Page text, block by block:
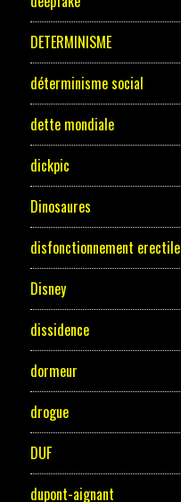
DETERMINISME
déterminisme social
dette mondiale
dickpic
Dinosaures
disfonctionnement erectile
Disney
dissidence
dormeur
drogue
DUF
dupont-aignant